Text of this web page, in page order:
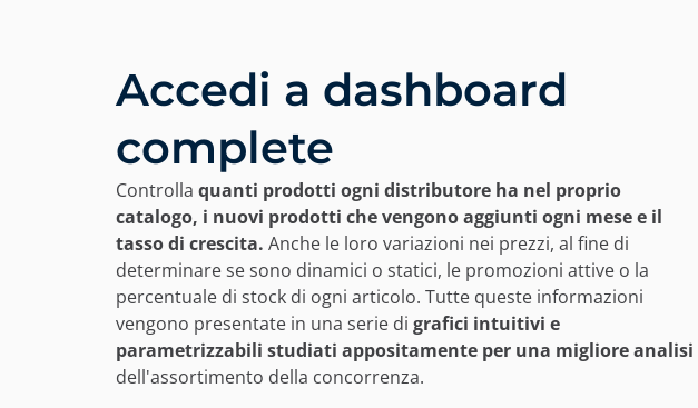
Accedi a dashboard
complete
Controlla quanti prodotti ogni distributore ha nel proprio
catalogo, i nuovi prodotti che vengono aggiunti ogni mese e il
tasso di crescita. Anche le loro variazioni nei prezzi, al fine di
determinare se sono dinamici o statici, le promozioni attive o la
percentuale di stock di ogni articolo. Tutte queste informazioni
vengono presentate in una serie di grafici intuitivi e
parametrizzabili studiati appositamente per una migliore analisi
dell'assortimento della concorrenza.